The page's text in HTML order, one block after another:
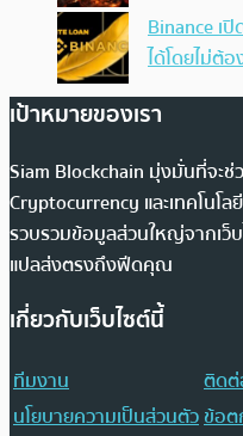
Binance เ
ได้โดยไม่ต้
เป้าหมายของเรา
Siam Blockchain มุ่งมั่นที่จะช่
Cryptocurrency และเทคโนโ
รวบรวมข้อมูลส่วนใหญ่จากเว็บ
แปลส่งตรงถึงฟีดคุณ
เกี่ยวกับเว็บไซต์นี้
ทีมงาน
ติดต่
นโยบายความเป็นส่วนตัวข้อต